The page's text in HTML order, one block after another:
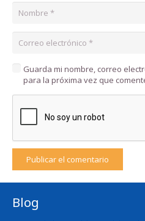
Guarda mi nombre, correo
para la próxima vez que
Publicar el comentario
Blog